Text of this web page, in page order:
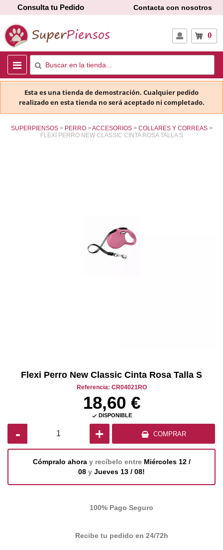
Consulta tu Pedido Contacta con nosotros
0
Esta es una tienda de demostración. Cualquier pedido
realizado en esta tienda no será aceptado ni completado.
SUPERPIENSOS PERRO ACCESORIOS
COLLARES Y CORREAS
FLEXI PERRO NEW CLASSIC CINTA ROSA TALLA S
Flexi Perro New Classic Cinta Rosa Talla S
Referencia: CR04021RO
18,60 €
 DISPONIBLE
- + COMPRAR
Cómpralo ahora y recíbelo entre Miércoles 12 /
08 y Jueves 13 / 08!
100% Pago Seguro
Recibe tu pedido en 24/72h